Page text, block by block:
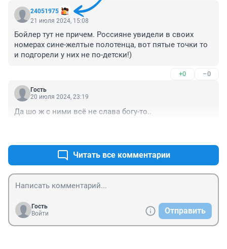
24051975
21 июля 2024, 15:08
Бойлер тут не причем. Россияне увидели в своих
номерах сине-желтые полотенца, вот пятые точки то
и подгорели у них не по-детски!)
+0 –0
Гость
20 июля 2024, 23:19
Да шо ж с ними всё не слава богу-то..
Читать все комментарии
Гость
Войти
Отправить